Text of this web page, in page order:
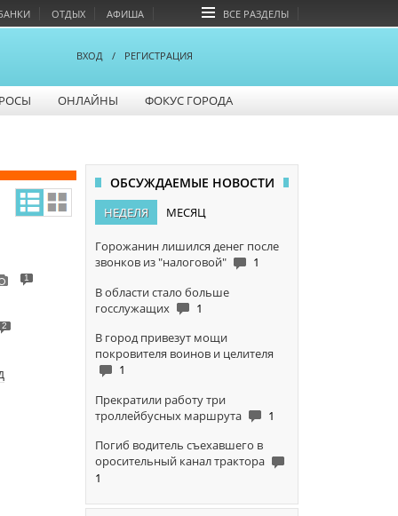
ОТДЫХ АФИША ВСЕ РАЗДЕЛЫ
ВХОД / РЕГИСТРАЦИЯ
ОНЛАЙНЫ ФОКУС ГОРОДА
1
2
ОБСУЖДАЕМЫЕ НОВОСТИ
НЕДЕЛЯ МЕСЯЦ
Горожанин лишился денег после
звонков из "налоговой"
1
В области стало больше
госслужащих
1
В город привезут мощи
покровителя воинов и целителя
1
Прекратили работу три
троллейбусных маршрута
1
Погиб водитель съехавшего в
оросительный канал трактора
1